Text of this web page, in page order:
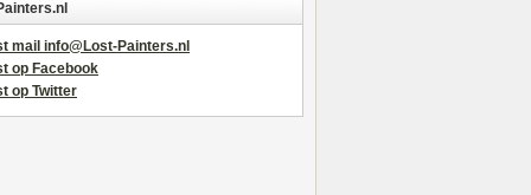
mail info@Lost-Painters.nl
op Facebook
op Twitter